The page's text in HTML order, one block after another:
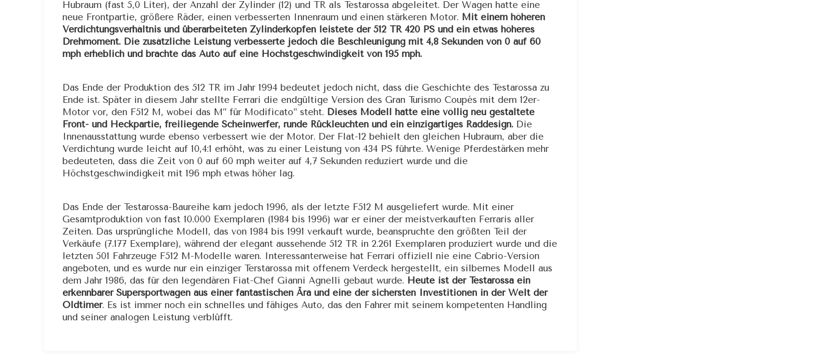
Hubraum (fast 5,0 Liter), der Anzahl der Zylinder (12) und TR als Testarossa abgeleitet. Der Wagen hatte eine
neue Frontpartie, größere Räder, einen verbesserten Innenraum und einen stärkeren Motor. Mit einem höheren
Verdichtungsverhältnis und überarbeiteten Zylinderköpfen leistete der 512 TR 420 PS und ein etwas höheres
Drehmoment. Die zusätzliche Leistung verbesserte jedoch die Beschleunigung mit 4,8 Sekunden von 0 auf 60
mph erheblich und brachte das Auto auf eine Höchstgeschwindigkeit von 195 mph.
Das Ende der Produktion des 512 TR im Jahr 1994 bedeutet jedoch nicht, dass die Geschichte des Testarossa zu
Ende ist. Später in diesem Jahr stellte Ferrari die endgültige Version des Gran Turismo Coupés mit dem 12er-
Motor vor, den F512 M, wobei das M” für Modificato” steht. Dieses Modell hatte eine völlig neu gestaltete
Front- und Heckpartie, freiliegende Scheinwerfer, runde Rückleuchten und ein einzigartiges Raddesign. Die
Innenausstattung wurde ebenso verbessert wie der Motor. Der Flat-12 behielt den gleichen Hubraum, aber die
Verdichtung wurde leicht auf 10,4:1 erhöht, was zu einer Leistung von 434 PS führte. Wenige Pferdestärken mehr
bedeuteten, dass die Zeit von 0 auf 60 mph weiter auf 4,7 Sekunden reduziert wurde und die
Höchstgeschwindigkeit mit 196 mph etwas höher lag.
Das Ende der Testarossa-Baureihe kam jedoch 1996, als der letzte F512 M ausgeliefert wurde. Mit einer
Gesamtproduktion von fast 10.000 Exemplaren (1984 bis 1996) war er einer der meistverkauften Ferraris aller
Zeiten. Das ursprüngliche Modell, das von 1984 bis 1991 verkauft wurde, beanspruchte den größten Teil der
Verkäufe (7.177 Exemplare), während der elegant aussehende 512 TR in 2.261 Exemplaren produziert wurde und die
letzten 501 Fahrzeuge F512 M-Modelle waren. Interessanterweise hat Ferrari offiziell nie eine Cabrio-Version
angeboten, und es wurde nur ein einziger Terstarossa mit offenem Verdeck hergestellt, ein silbernes Modell aus
dem Jahr 1986, das für den legendären Fiat-Chef Gianni Agnelli gebaut wurde. Heute ist der Testarossa ein
erkennbarer Supersportwagen aus einer fantastischen Ära und eine der sichersten Investitionen in der Welt der
Oldtimer. Es ist immer noch ein schnelles und fähiges Auto, das den Fahrer mit seinem kompetenten Handling
und seiner analogen Leistung verblüfft.